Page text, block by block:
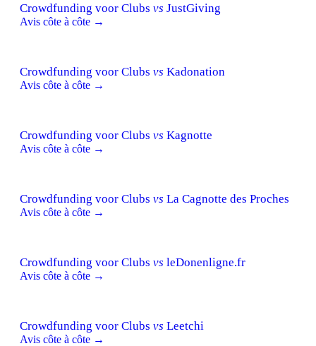
Crowdfunding voor Clubs vs JustGiving
Avis côte à côte →
Crowdfunding voor Clubs vs Kadonation
Avis côte à côte →
Crowdfunding voor Clubs vs Kagnotte
Avis côte à côte →
Crowdfunding voor Clubs vs La Cagnotte des Proches
Avis côte à côte →
Crowdfunding voor Clubs vs leDonenligne.fr
Avis côte à côte →
Crowdfunding voor Clubs vs Leetchi
Avis côte à côte →